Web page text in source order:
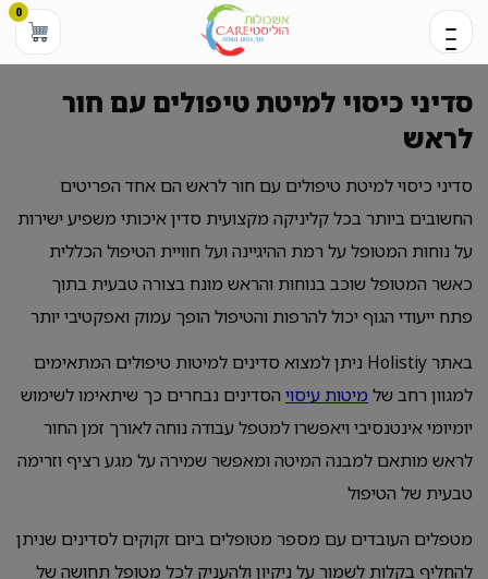
0
סדיני כיסוי למיטת טיפולים עם חור
לראש
סדיני כיסוי למיטת טיפולים עם חור לראש הם אחד הפריטים
החשובים ביותר בכל קליניקה מקצועית סדין איכותי משפיע ישירות
על נוחות המטופל על רמת ההיגיינה ועל חוויית הטיפול הכללית
כאשר המטופל שוכב בנוחות והראש מונח בצורה טבעית בתוך
פתח ייעודי הגוף יכול להרפות והטיפול הופך עמוק ואפקטיבי יותר
באתר Holistiy ניתן למצוא סדינים למיטות טיפולים המתאימים
למגוון רחב של מיטות עיסוי הסדינים נבחרים כך שיתאימו לשימוש
יומיומי אינטנסיבי ויאפשרו למטפל עבודה נוחה לאורך זמן החור
לראש מותאם למבנה המיטה ומאפשר שמירה על מגע רציף וזרימה
טבעית של הטיפול
מטפלים העובדים עם מספר מטופלים ביום זקוקים לסדינים שניתן
להחליף בקלות לשמור על ניקיון ולהעניק לכל מטופל תחושה של